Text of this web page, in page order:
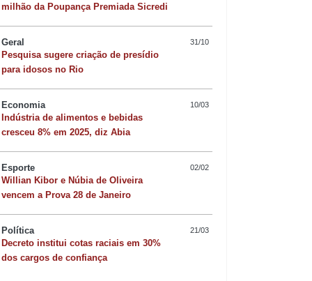
Na rodada passada, o clube foi
ao colocar o Corinthians na zona
sexta-feira (8) e está liberado
última rodada da competição, e foi
Quer sofisticar o
risoto de camarão
milhão da Poupança Premiada Sicredi
Geral 31/10
Pesquisa sugere criação de presídio
para idosos no Rio
Economia 10/03
Indústria de alimentos e bebidas
cresceu 8% em 2025, diz Abia
Esporte 02/02
Willian Kibor e Núbia de Oliveira
vencem a Prova 28 de Janeiro
Política 21/03
Decreto institui cotas raciais em 30%
dos cargos de confiança